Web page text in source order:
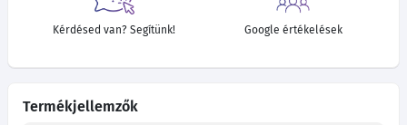
Kérdésed van? Segítünk! Google értékelések
Termékjellemzők